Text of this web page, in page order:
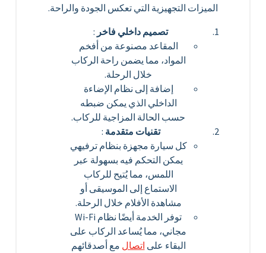
الميزات التجهيزية التي تعكس الجودة والراحة.
تصميم داخلي فاخر:
المقاعد مصنوعة من أفخم
المواد، مما يضمن راحة الركاب
خلال الرحلة.
إضافة إلى نظام الإضاءة
الداخلي الذي يمكن ضبطه
حسب الحالة المزاجية للركاب.
تقنيات متقدمة:
كل سيارة مجهزة بنظام ترفيهي
يمكن التحكم فيه بسهولة عبر
اللمس، مما يُتيح للركاب
الاستماع إلى الموسيقى أو
مشاهدة الأفلام خلال الرحلة.
توفر الخدمة أيضًا نظام Wi-Fi
مجاني، مما يُساعد الركاب على
البقاء على اتصال مع أصدقائهم